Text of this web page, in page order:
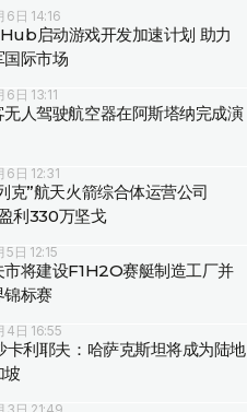
6日 14:16
启动游戏开发加速计划 助力
国际市场
日 13:11
人驾驶航空器在阿斯塔纳完成演
日 12:31
克”航天火箭综合体运营公司
利330万坚戈
日 12:15
市将建设F1H2O赛艇制造工厂并
锦标赛
4日 16:55
卡利耶夫：哈萨克斯坦将成为陆地
坡